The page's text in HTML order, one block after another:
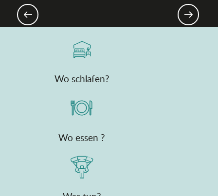
Wo schlafen?
Wo essen ?